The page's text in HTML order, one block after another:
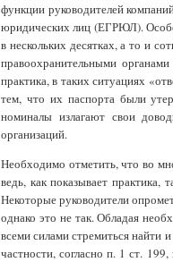
функции руководителей
юридических лиц (ЕГРЮЛ).
в нескольких десятках, а то и
правоохранительными
практика, в таких ситуациях
тем, что их паспорта были
номиналы излагают свои
организаций.
Необходимо отметить, что во
ведь, как показывает
Некоторые руководители
однако это не так. Обладая
всеми силами стремиться найти
частности, согласно п. 1 ст.